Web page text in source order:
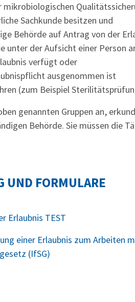
mikrobiologischen
Sachkunde besitzen und
Behörde auf Antrag von der
unter der Aufsicht einer Person
verfügt oder
ausgenommen ist
(zum Beispiel
genannten Gruppen an,
Behörde. Sie müssen die
UND FORMULARE
Erlaubnis TEST
einer Erlaubnis zum Arbeiten
(IfSG)